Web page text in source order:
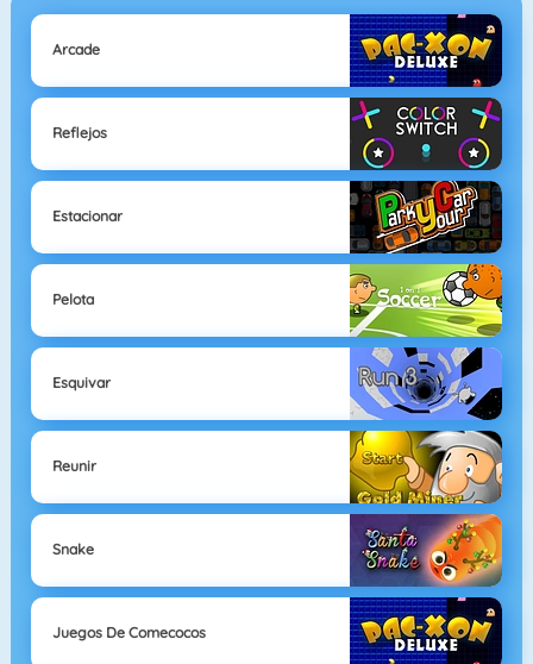
Arcade
Reflejos
Estacionar
Pelota
Esquivar
Reunir
Snake
Juegos De Comecocos